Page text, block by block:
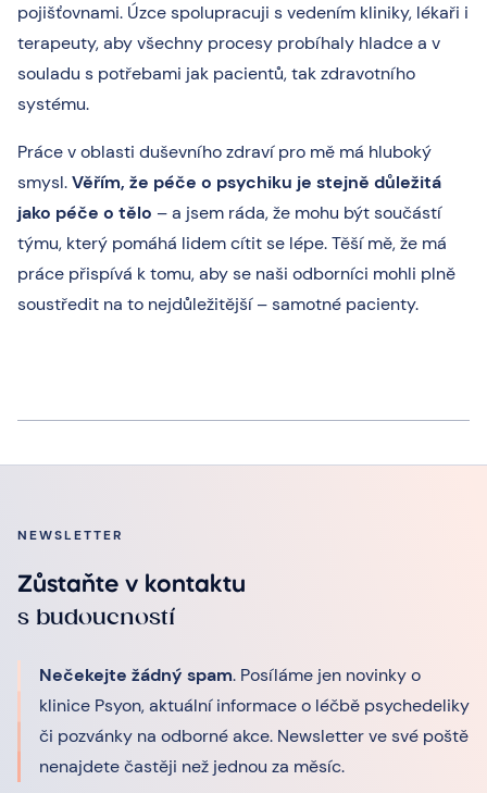
pojišťovnami. Úzce spolupracuji s vedením kliniky, lékaři i
terapeuty, aby všechny procesy probíhaly hladce a v
souladu s potřebami jak pacientů, tak zdravotního
systému.
Práce v oblasti duševního zdraví pro mě má hluboký
smysl.Věřím, že péče o psychiku je stejně důležitá
jako péče o tělo – a jsem ráda, že mohu být součástí
týmu, který pomáhá lidem cítit se lépe. Těší mě, že má
práce přispívá k tomu, aby se naši odborníci mohli plně
soustředit na to nejdůležitější – samotné pacienty.
NEWSLETTER
Zůstaňte v kontaktu
s budoucností
Nečekejte žádný spam. Posíláme jen novinky o
klinice Psyon, aktuální informace o léčbě psychedeliky
či pozvánky na odborné akce. Newsletter ve své poště
nenajdete častěji než jednou za měsíc.